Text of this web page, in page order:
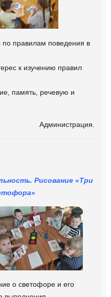
по правилам поведения в
к изучению правил
память, речевую и
Администрация.
Рисование «Три
о светофоре и его